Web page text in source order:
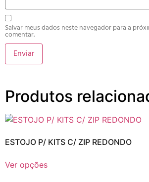
Salvar meus dados neste navegador para a
comentar.
Produtos
ESTOJO P/ KITS C/ ZIP REDONDO
Ver opções